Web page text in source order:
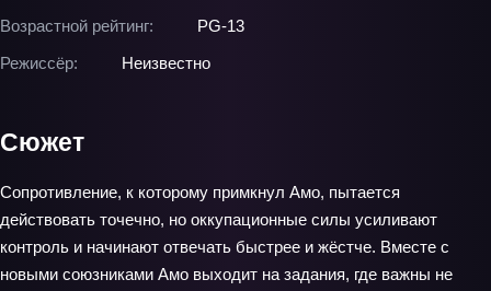
Возрастной рейтинг:
PG-13
Режиссёр:
Неизвестно
Сюжет
Сопротивление, к которому примкнул Амо, пытается
действовать точечно, но оккупационные силы усиливают
контроль и начинают отвечать быстрее и жёстче. Вместе с
новыми союзниками Амо выходит на задания, где важны не